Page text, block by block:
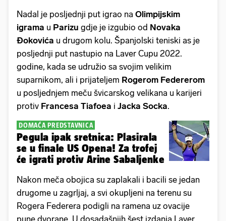
Nadal je posljednji put igrao na Olimpijskim
igrama u Parizu gdje je izgubio od Novaka
Đokovića u drugom kolu. Španjolski teniski as je
posljednji put nastupio na Laver Cupu 2022.
godine, kada se udružio sa svojim velikim
suparnikom, ali i prijateljem Rogerom Federerom
u posljednjem meču švicarskog velikana u karijeri
protiv Francesa Tiafoea i Jacka Socka.
DOMAĆA PREDSTAVNICA
Pegula ipak sretnica: Plasirala
se u finale US Opena! Za trofej
će igrati protiv Arine Sabaljenke
Nakon meča obojica su zaplakali i bacili se jedan
drugome u zagrljaj, a svi okupljeni na terenu su
Rogera Federera podigli na ramena uz ovacije
pune dvorane. U dosadašnjih šest izdanja Laver